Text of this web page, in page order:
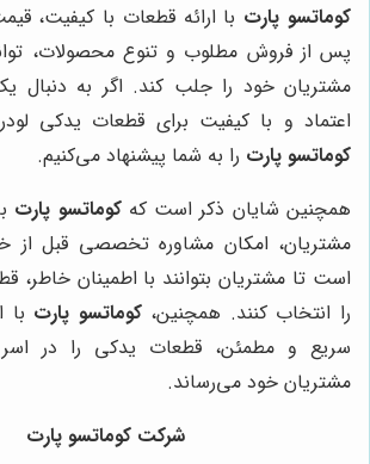
کوماتسو پارت با ارائه قطعات با کیفیت،
پس از فروش مطلوب و تنوع محصولات،
مشتریان خود را جلب کند. اگر به دنبال
اعتماد و با کیفیت برای قطعات یدکی
کوماتسو پارت را به شما پیشنهاد می‌کنیم.
همچنین شایان ذکر است کهکوماتسو پارت
مشتریان، امکان مشاوره تخصصی قبل از
است تا مشتریان بتوانند با اطمینان خاطر،
را انتخاب کنند. همچنین،کوماتسو پارت با
سریع و مطمئن، قطعات یدکی را در
مشتریان خود می‌رساند.
شرکت کوماتسو پارت